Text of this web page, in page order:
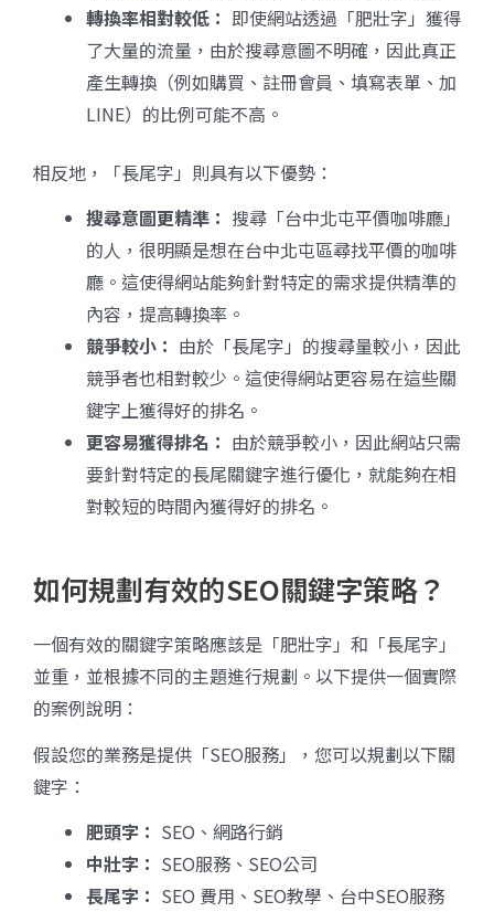
轉換率相對較低： 即使網站透過「肥壯字」獲得
了大量的流量，由於搜尋意圖不明確，因此真正
產生轉換（例如購買、註冊會員、填寫表單、加
LINE）的比例可能不高。
相反地，「長尾字」則具有以下優勢：
搜尋意圖更精準： 搜尋「台中北屯平價咖啡廳」
的人，很明顯是想在台中北屯區尋找平價的咖啡
廳。這使得網站能夠針對特定的需求提供精準的
內容，提高轉換率。
競爭較小： 由於「長尾字」的搜尋量較小，因此
競爭者也相對較少。這使得網站更容易在這些關
鍵字上獲得好的排名。
更容易獲得排名： 由於競爭較小，因此網站只需
要針對特定的長尾關鍵字進行優化，就能夠在相
對較短的時間內獲得好的排名。
如何規劃有效的SEO關鍵字策略？
一個有效的關鍵字策略應該是「肥壯字」和「長尾字」
並重，並根據不同的主題進行規劃。以下提供一個實際
的案例說明：
假設您的業務是提供「SEO服務」，您可以規劃以下關
鍵字：
肥頭字： SEO、網路行銷
中壯字： SEO服務、SEO公司
長尾字： SEO 費用、SEO教學、台中SEO服務